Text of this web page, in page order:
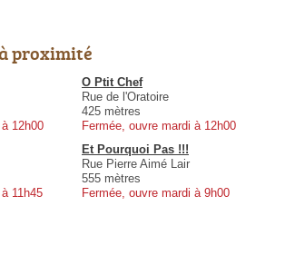
proximité
12h00
O Ptit Chef
Rue de l'Oratoire
425 mètres
Fermée, ouvre mardi à 12h00
11h45
Et Pourquoi Pas !!!
Rue Pierre Aimé Lair
555 mètres
Fermée, ouvre mardi à 9h00